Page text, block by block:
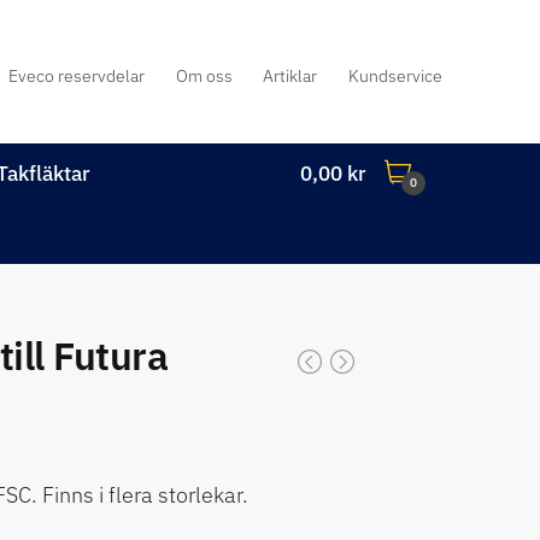
Eveco reservdelar Om oss Artiklar Kundservice
0,00 kr 0
Futura
Finns i flera storlekar.